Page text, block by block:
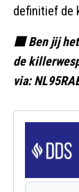
definitief de
🟥 Ben jij
de
via: